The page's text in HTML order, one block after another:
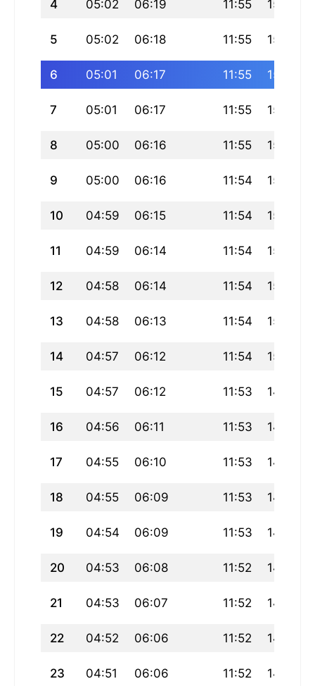
4 05:02 06:19 11:55 15:01
5 05:02 06:18 11:55 15:01
6 05:01 06:17 11:55 15:01
7 05:01 06:17 11:55 15:01
8 05:00 06:16 11:55 15:01
9 05:00 06:16 11:54 15:00
10 04:59 06:15 11:54 15:00
11 04:59 06:14 11:54 15:00
12 04:58 06:14 11:54 15:00
13 04:58 06:13 11:54 15:00
14 04:57 06:12 11:54 15:00
15 04:57 06:12 11:53 14:59
16 04:56 06:11 11:53 14:59
17 04:55 06:10 11:53 14:59
18 04:55 06:09 11:53 14:59
19 04:54 06:09 11:53 14:59
20 04:53 06:08 11:52 14:58
21 04:53 06:07 11:52 14:58
22 04:52 06:06 11:52 14:58
23 04:51 06:06 11:52 14:58